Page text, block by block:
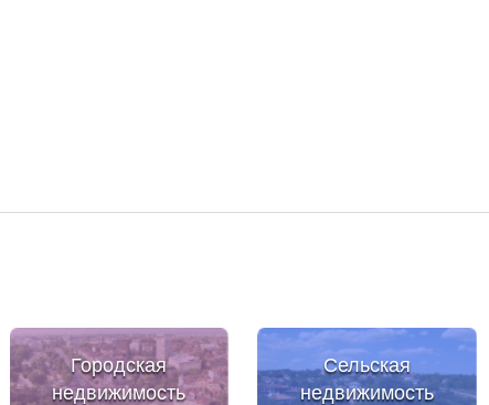
Городская
недвижимость
Сельская
недвижимость